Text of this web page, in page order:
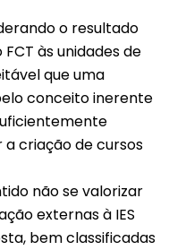
o resultado
às unidades de
que uma
conceito inerente
criação de cursos
não se valorizar
externas à IES
bem classificadas